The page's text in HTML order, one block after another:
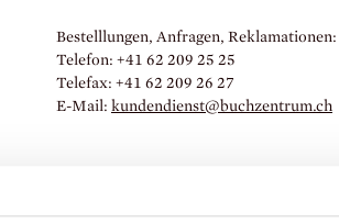
Bestelllungen, Anfragen, Reklamationen:
Telefon: +41 62 209 25 25
Telefax: +41 62 209 26 27
E-Mail: kundendienst@buchzentrum.ch